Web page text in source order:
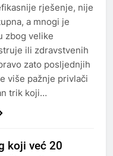
rješenje, nije
a mnogi je
zbog velike
ili zdravstvenih
zato posljednjih
više pažnje privlači
trik koji…
koji već 20